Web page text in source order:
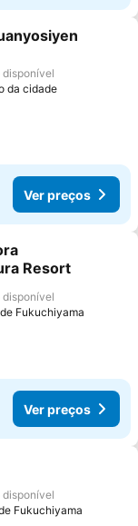
favoritos
disponível
da cidade
Ver preços
favoritos
Resort
disponível
Fukuchiyama
Ver preços
favoritos
disponível
Fukuchiyama